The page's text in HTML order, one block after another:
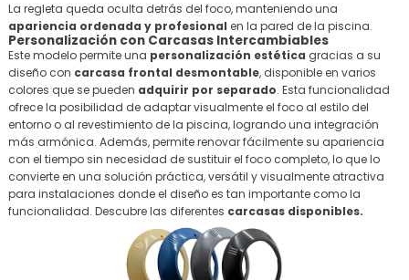
La regleta queda oculta detrás del foco, manteniendo una
apariencia ordenada y profesional en la pared de la piscina.
Personalización con Carcasas Intercambiables
Este modelo permite una personalización estética gracias a su
diseño con carcasa frontal desmontable, disponible en varios
colores que se pueden adquirir por separado. Esta funcionalidad
ofrece la posibilidad de adaptar visualmente el foco al estilo del
entorno o al revestimiento de la piscina, logrando una integración
más armónica. Además, permite renovar fácilmente su apariencia
con el tiempo sin necesidad de sustituir el foco completo, lo que lo
convierte en una solución práctica, versátil y visualmente atractiva
para instalaciones donde el diseño es tan importante como la
funcionalidad. Descubre las diferentes carcasas disponibles.